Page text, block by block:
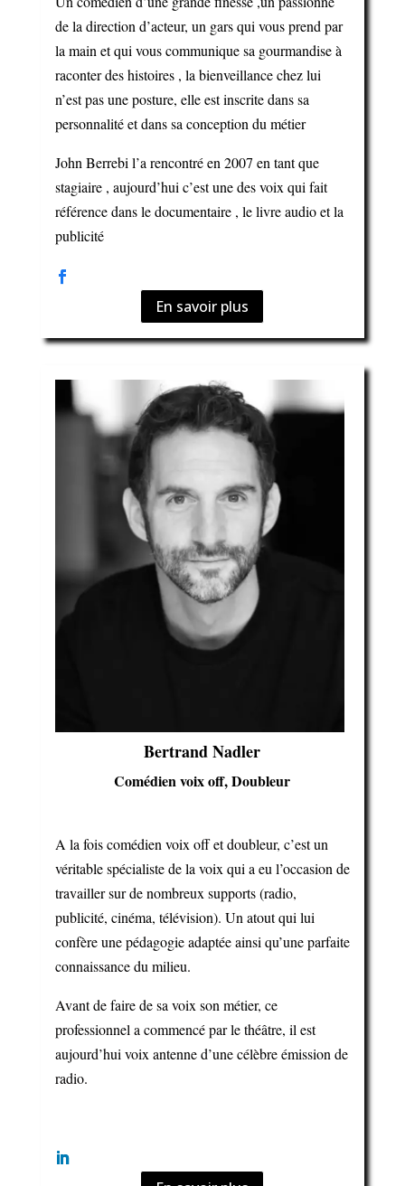
de la direction d’acteur, un gars qui vous prend par
la main et qui vous communique sa gourmandise à
raconter des histoires , la bienveillance chez lui
n’est pas une posture, elle est inscrite dans sa
personnalité et dans sa conception du métier
John Berrebi l’a rencontré en 2007 en tant que
stagiaire , aujourd’hui c’est une des voix qui fait
référence dans le documentaire , le livre audio et la
publicité
En savoir plus
Bertrand Nadler
Comédien voix off, Doubleur
A la fois comédien voix off et doubleur, c’est un
véritable spécialiste de la voix qui a eu l’occasion de
travailler sur de nombreux supports (radio,
publicité, cinéma, télévision). Un atout qui lui
confère une pédagogie adaptée ainsi qu’une parfaite
connaissance du milieu.
Avant de faire de sa voix son métier, ce
professionnel a commencé par le théâtre, il est
aujourd’hui voix antenne d’une célèbre émission de
radio.